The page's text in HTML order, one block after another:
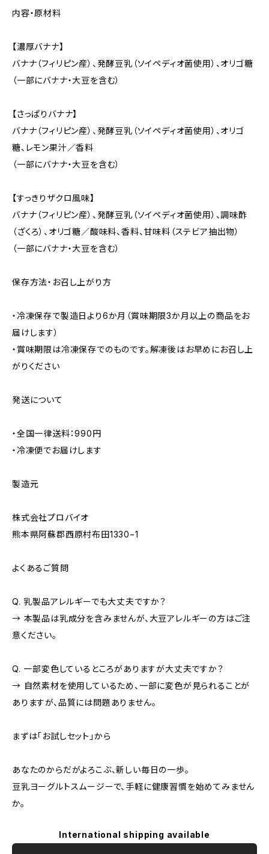
内容・原材料
【濃厚バナナ】
バナナ（フィリピン産）、発酵豆乳（ソイペディオ菌使用）、オリゴ糖
（一部にバナナ・大豆を含む）
【さっぱりバナナ】
バナナ（フィリピン産）、発酵豆乳（ソイペディオ菌使用）、オリゴ
糖、レモン果汁／香料
（一部にバナナ・大豆を含む）
【すっきりザクロ風味】
バナナ（フィリピン産）、発酵豆乳（ソイペディオ菌使用）、調味酢
（ざくろ）、オリゴ糖／酸味料、香料、甘味料（ステビア抽出物）
（一部にバナナ・大豆を含む）
保存方法・お召し上がり方
・冷凍保存で製造日より6か月（賞味期限3か月以上の商品をお
届けします）
・賞味期限は冷凍保存でのものです。解凍後はお早めにお召し上
がりください
発送について
・全国一律送料：990円
・冷凍便でお届けします
製造元
株式会社プロバイオ
熊本県阿蘇郡西原村布田1330−1
よくあるご質問
Q. 乳製品アレルギーでも大丈夫ですか？
→ 本製品は乳成分を含みませんが、大豆アレルギーの方はご注
意ください。
Q. 一部変色しているところがありますが大丈夫ですか？
→ 自然素材を使用しているため、一部に変色が見られることが
ありますが、品質には問題ありません。
まずは「お試しセット」から
あなたのからだがよろこぶ、新しい毎日の一歩。
豆乳ヨーグルトスムージーで、手軽に健康習慣を始めてみません
か。
International shipping available